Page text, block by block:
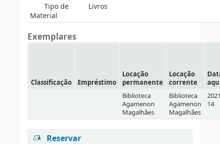
Tipo de
Material
Livros
Exemplares
Classificação Empréstimo
Locação
permanente
Locação
corrente
Biblioteca
Agamenon
Magalhães
Biblioteca
Agamenon
Magalhães
14
Reservar